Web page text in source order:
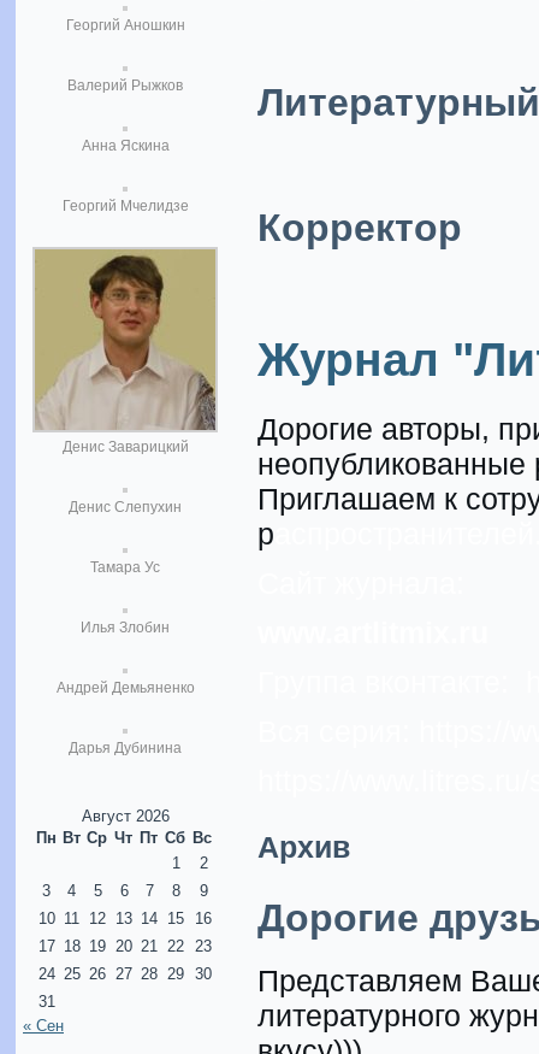
Георгий Аношкин
Валерий Рыжков
Анна Яскина
Георгий Мчелидзе
Денис Заварицкий
Денис Слепухин
Тамара Ус
Илья Злобин
Андрей Демьяненко
Дарья Дубинина
Август 2026
Пн Вт Ср Чт Пт Сб Вс
1
2
3
4 5 6 7 8
9
10 11 12 13 14 15
16
17 18 19 20 21 22 23
24 25 26 27 28 29 30
31
« Сен
Корректор
Журнал
Дорогие авторы,
неопубликованные
Приглашаем к
р
Архив
Дорогие
Представляем
литературного